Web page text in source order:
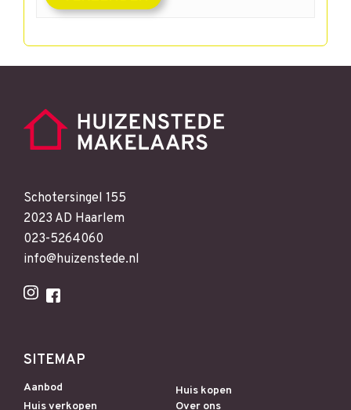
Schotersingel 155
2023 AD Haarlem
023-5264060
info@huizenstede.nl
SITEMAP
Aanbod
Huis kopen
Huis verkopen
Over ons